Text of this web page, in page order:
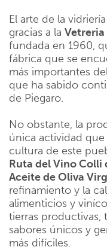
El arte de la
gracias a la Vetreria
fundada en 1960,
fábrica que se
más importantes
que ha sabido
de Piegaro.
No obstante, la
única actividad
cultura de este
Ruta del Vino Colli
Aceite de Oliva
refinamiento y la
alimenticios y
tierras productivas,
sabores únicos y
más difíciles.